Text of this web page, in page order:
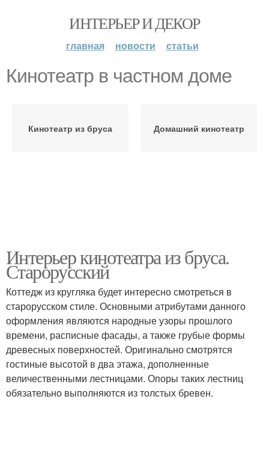
ИНТЕРЬЕР И ДЕКОР
главная новости статьи
Кинотеатр в частном доме
Кинотеатр из бруса Домашний кинотеатр
Интерьер кинотеатра из бруса.
Старорусский
Коттедж из кругляка будет интересно смотреться в
старорусском стиле. Основными атрибутами данного
оформления являются народные узоры прошлого
времени, расписные фасады, а также грубые формы
древесных поверхностей. Оригинально смотрятся
гостиные высотой в два этажа, дополненные
величественными лестницами. Опоры таких лестниц
обязательно выполняются из толстых бревен.